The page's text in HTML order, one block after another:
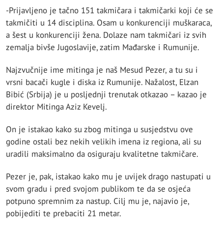
-Prijavljeno je tačno 151 takmičara i takmičarki koji će se
takmičiti u 14 disciplina. Osam u konkurenciji muškaraca,
a šest u konkurenciji žena. Dolaze nam takmičari iz svih
zemalja bivše Jugoslavije, zatim Mađarske i Rumunije.
Najzvučnije ime mitinga je naš Mesud Pezer, a tu su i
vrsni bacači kugle i diska iz Rumunije. Nažalost, Elzan
Bibić (Srbija) je u posljednji trenutak otkazao – kazao je
direktor Mitinga Aziz Kevelj.
On je istakao kako su zbog mitinga u susjedstvu ove
godine ostali bez nekih velikih imena iz regiona, ali su
uradili maksimalno da osiguraju kvalitetne takmičare.
Pezer je, pak, istakao kako mu je uvijek drago nastupati u
svom gradu i pred svojom publikom te da se osjeća
potpuno spremnim za nastup. Cilj mu je, najavio je,
pobijediti te prebaciti 21 metar.